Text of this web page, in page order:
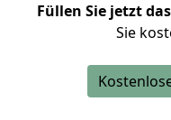
Füllen Sie jetzt
Sie